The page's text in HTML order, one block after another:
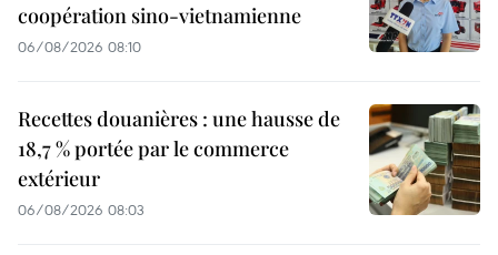
coopération sino-vietnamienne
06/08/2026 08:10
Recettes douanières : une hausse de
18,7 % portée par le commerce
extérieur
06/08/2026 08:03